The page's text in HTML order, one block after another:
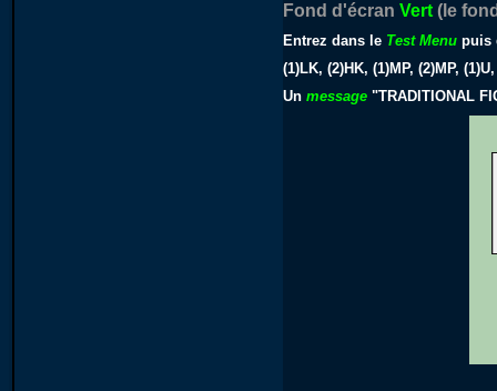
Fond d'écranVert (le
Entrez dans le Test Menu puis
(1)LK, (2)HK, (1)MP, (2)MP,
Unmessage "TRADITIONAL